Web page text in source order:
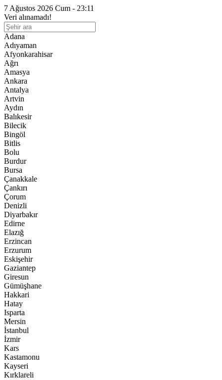
7 Ağustos 2026 Cum - 23:11
Veri alınamadı!
Adana
Adıyaman
Afyonkarahisar
Ağrı
Amasya
Ankara
Antalya
Artvin
Aydın
Balıkesir
Bilecik
Bingöl
Bitlis
Bolu
Burdur
Bursa
Çanakkale
Çankırı
Çorum
Denizli
Diyarbakır
Edirne
Elazığ
Erzincan
Erzurum
Eskişehir
Gaziantep
Giresun
Gümüşhane
Hakkari
Hatay
Isparta
Mersin
İstanbul
İzmir
Kars
Kastamonu
Kayseri
Kırklareli